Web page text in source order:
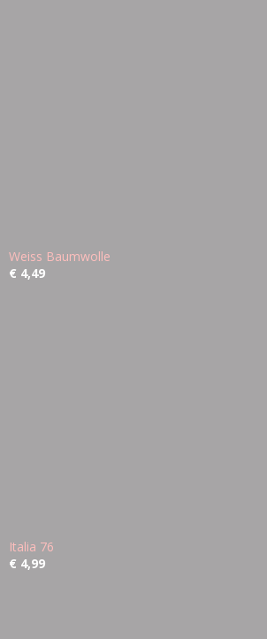
Weiss Baumwolle
€ 4,49
Italia 76
€ 4,99